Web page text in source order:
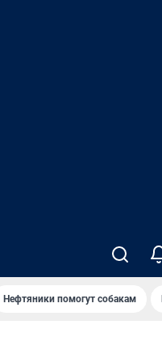
Нефтяники помогут собакам